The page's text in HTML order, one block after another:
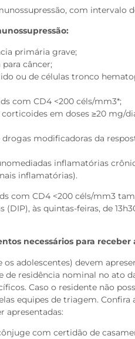
com intervalo
primária grave;
câncer;
ou de células tronco
com CD4 <200 céls/mm3*;
em doses ≥20 mg/
modificadoras da
inflamatórias
inflamatórias).
com CD4 <200 céls/mm3
às quintas-feiras, de
necessários para receber
os adolescentes) devem
de residência nominal no ato
Caso o residente não
equipes de triagem. Confira
apresentadas:
com certidão de